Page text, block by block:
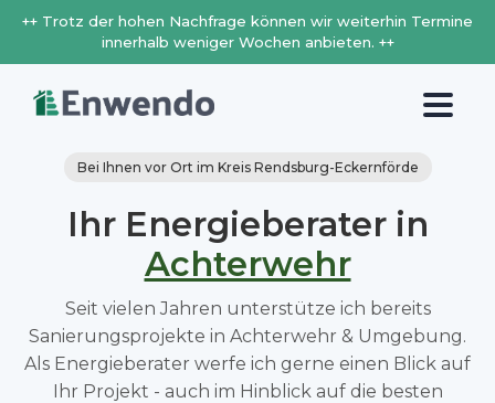
++ Trotz der hohen Nachfrage können wir weiterhin Termine
innerhalb weniger Wochen anbieten. ++
Bei Ihnen vor Ort im Kreis Rendsburg-Eckernförde
Ihr Energieberater in
Achterwehr
Seit vielen Jahren unterstütze ich bereits
Sanierungsprojekte in Achterwehr & Umgebung.
Als Energieberater werfe ich gerne einen Blick auf
Ihr Projekt - auch im Hinblick auf die besten